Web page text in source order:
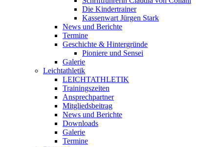
Die Kindertrainer
Kassenwart Jürgen Stark
News und Berichte
Termine
Geschichte & Hintergründe
Pioniere und Sensei
Galerie
Leichtathletik
LEICHTATHLETIK
Trainingszeiten
Ansprechpartner
Mitgliedsbeitrag
News und Berichte
Downloads
Galerie
Termine